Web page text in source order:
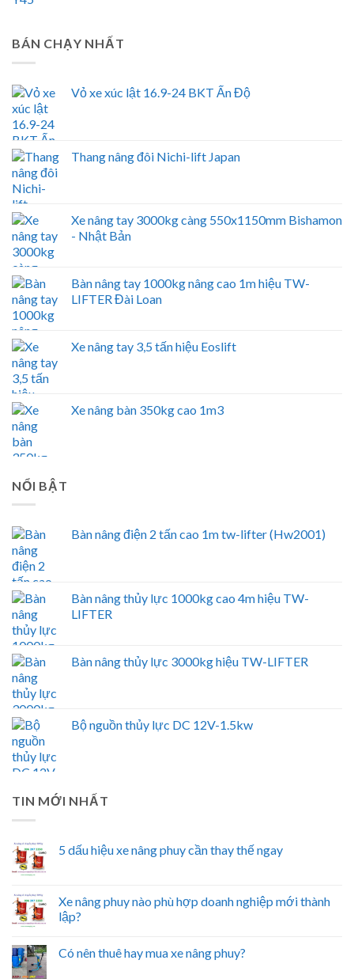
BÁN CHẠY NHẤT
Vỏ xe xúc lật 16.9-24 BKT Ấn Độ
Thang nâng đôi Nichi-lift Japan
Xe nâng tay 3000kg càng 550x1150mm Bishamon
- Nhật Bản
Bàn nâng tay 1000kg nâng cao 1m hiệu TW-
LIFTER Đài Loan
Xe nâng tay 3,5 tấn hiệu Eoslift
Xe nâng bàn 350kg cao 1m3
NỔI BẬT
Bàn nâng điện 2 tấn cao 1m tw-lifter (Hw2001)
Bàn nâng thủy lực 1000kg cao 4m hiệu TW-
LIFTER
Bàn nâng thủy lực 3000kg hiệu TW-LIFTER
Bộ nguồn thủy lực DC 12V-1.5kw
TIN MỚI NHẤT
5 dấu hiệu xe nâng phuy cần thay thế ngay
Xe nâng phuy nào phù hợp doanh nghiệp mới thành
lập?
Có nên thuê hay mua xe nâng phuy?